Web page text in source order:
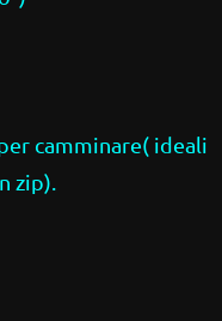
camminare( ideali
zip).